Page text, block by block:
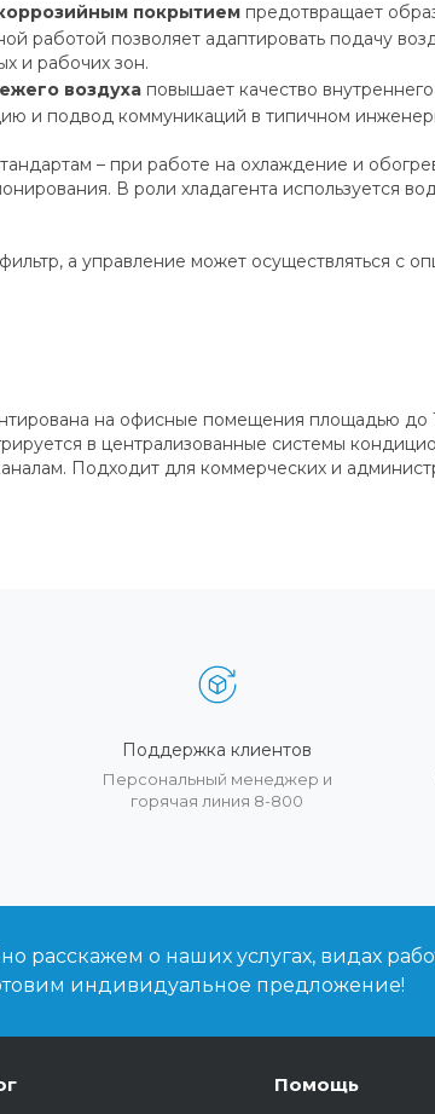
покрытием предотвращает
работой позволяет адаптировать подачу
и рабочих зон.
воздуха повышает качество
и подвод коммуникаций в типичном
– при работе на охлаждение и
В роли хладагента используется
а управление может осуществляться с
на офисные помещения площадью
в централизованные системы
Подходит для коммерческих и
Поддержка клиентов
Персональный менеджер и
горячая линия 8-800
расскажем о наших услугах, видах
индивидуальное предложение!
Помощь